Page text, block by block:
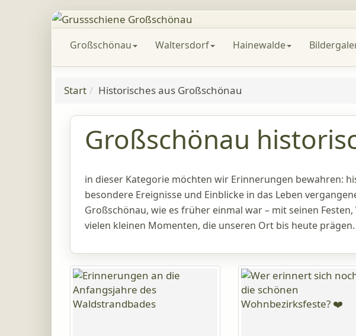
Großschönau Waltersdorf Hainewalde
Start Historisches aus Großschönau
Großschönau
in dieser Kategorie möchten wir Erinnerungen bewahren:
besondere Ereignisse und Einblicke in das Leben
Großschönau, wie es früher einmal war – mit seinen
vielen kleinen Momenten, die unseren Ort bis heute prägen.